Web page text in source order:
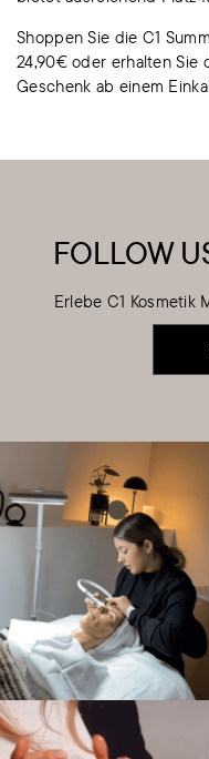
Shoppen Sie die C1
24,90€ oder erhalten Sie
Geschenk ab einem
FOLLOW
Erlebe C1 Kosmetik